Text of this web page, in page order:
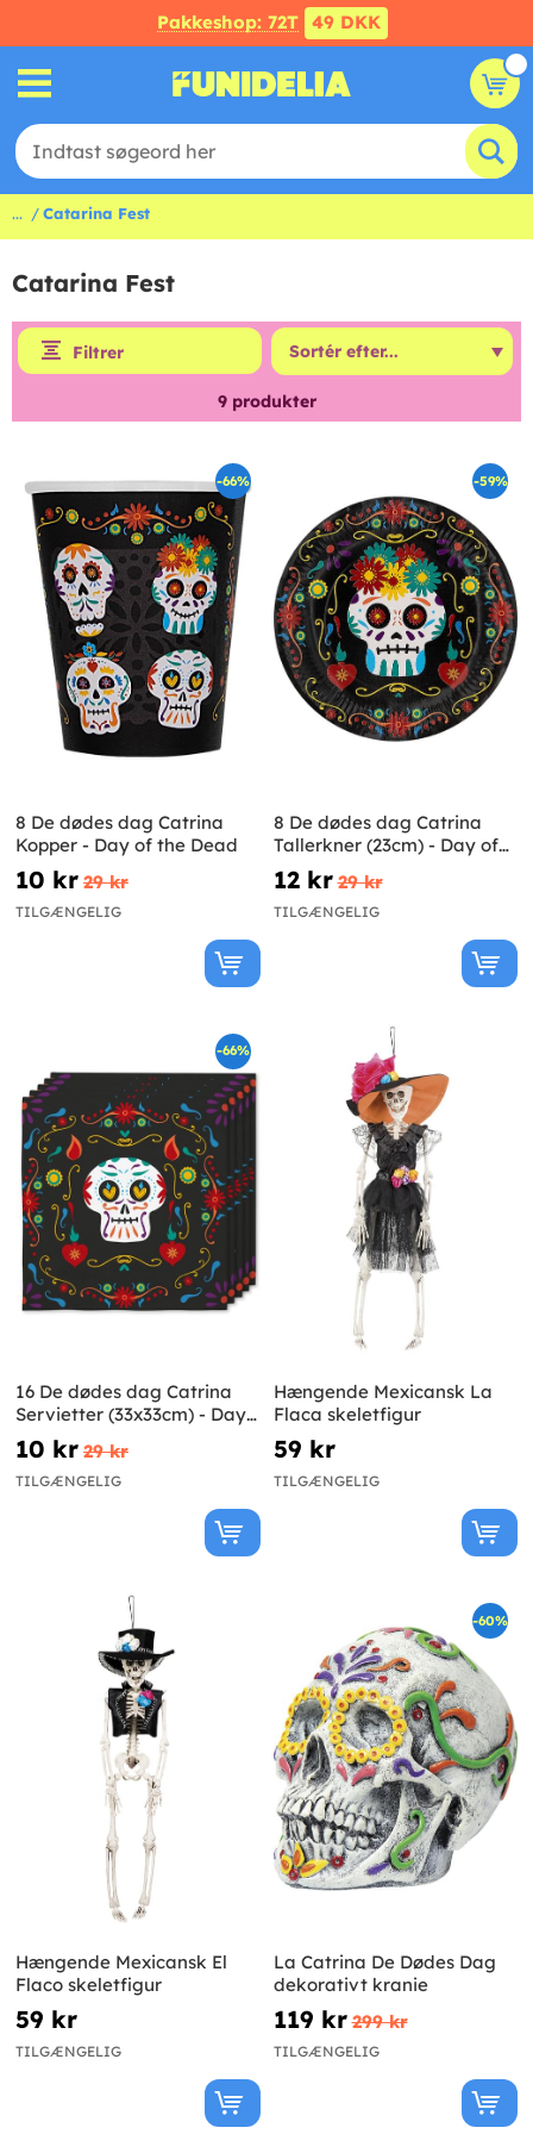
Pakkeshop: 72T 49 DKK
... Catarina Fest
Catarina Fest
Filtrer
9produkter
-66%
8 De dødes dag Catrina
Kopper - Day of the Dead
10 kr 29 kr
TILGÆNGELIG
-59%
8 De dødes dag Catrina
Tallerkner (23cm) - Day of
the Dead
12 kr 29 kr
TILGÆNGELIG
-66%
16 De dødes dag Catrina
Servietter (33x33cm) - Day
of the Dead
10 kr 29 kr
TILGÆNGELIG
Hængende Mexicansk La
Flaca skeletfigur
59 kr
TILGÆNGELIG
Hængende Mexicansk El
Flaco skeletfigur
59 kr
TILGÆNGELIG
-60%
La Catrina De Dødes Dag
dekorativt kranie
119 kr 299 kr
TILGÆNGELIG